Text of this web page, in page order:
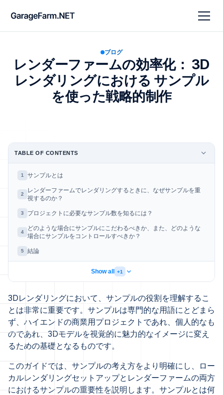
ブログ
レンダーファームの効率化： 3D
レンダリングにおける サンプル
を使った戦略的制作
3Dレンダリングにおいて、サンプルの役割を理解するこ
とは非常に重要です。サンプルは専門的な用語にとどまら
ず、ハイエンドの商業用プロジェクトであれ、個人的なも
のであれ、3Dモデルを視覚的に魅力的なイメージに変え
るための基礎となるものです。
このガイドでは、サンプルの考え方をより明確にし、ロー
カルレンダリングセットアップとレンダーファームの両方
におけるサンプルの重要性を説明します。サンプルとは何
TABLE OF CONTENTS
1 サンプルとは
2
レンダーファームでレンダリングするときに、なぜサンプルを重
視するのか？
3 プロジェクトに必要なサンプル数を知るには？
4
どのような場合にサンプルにこだわるべきか、また、どのような
場合にサンプルをコントロールすべきか？
5 結論
Show all +1